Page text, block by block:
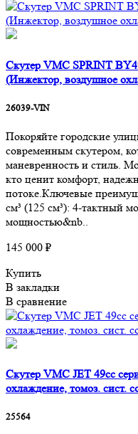
Скутер VMC SPRINT
(Инжектор, воздушное
26039-VIN
Покоряйте городские
современным скутером,
маневренность и стиль.
кто ценит комфорт,
потоке.Ключевые
см³ (125 см³): 4-тактный
мощностью&nb..
145 000 ₽
Купить
В закладки
В сравнение
Скутер VMC JET 49cc
охлаждение, томоз. сист.
25564